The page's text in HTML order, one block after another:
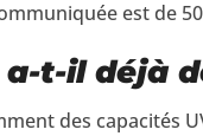
est de
a-t-il déjà
des capacités